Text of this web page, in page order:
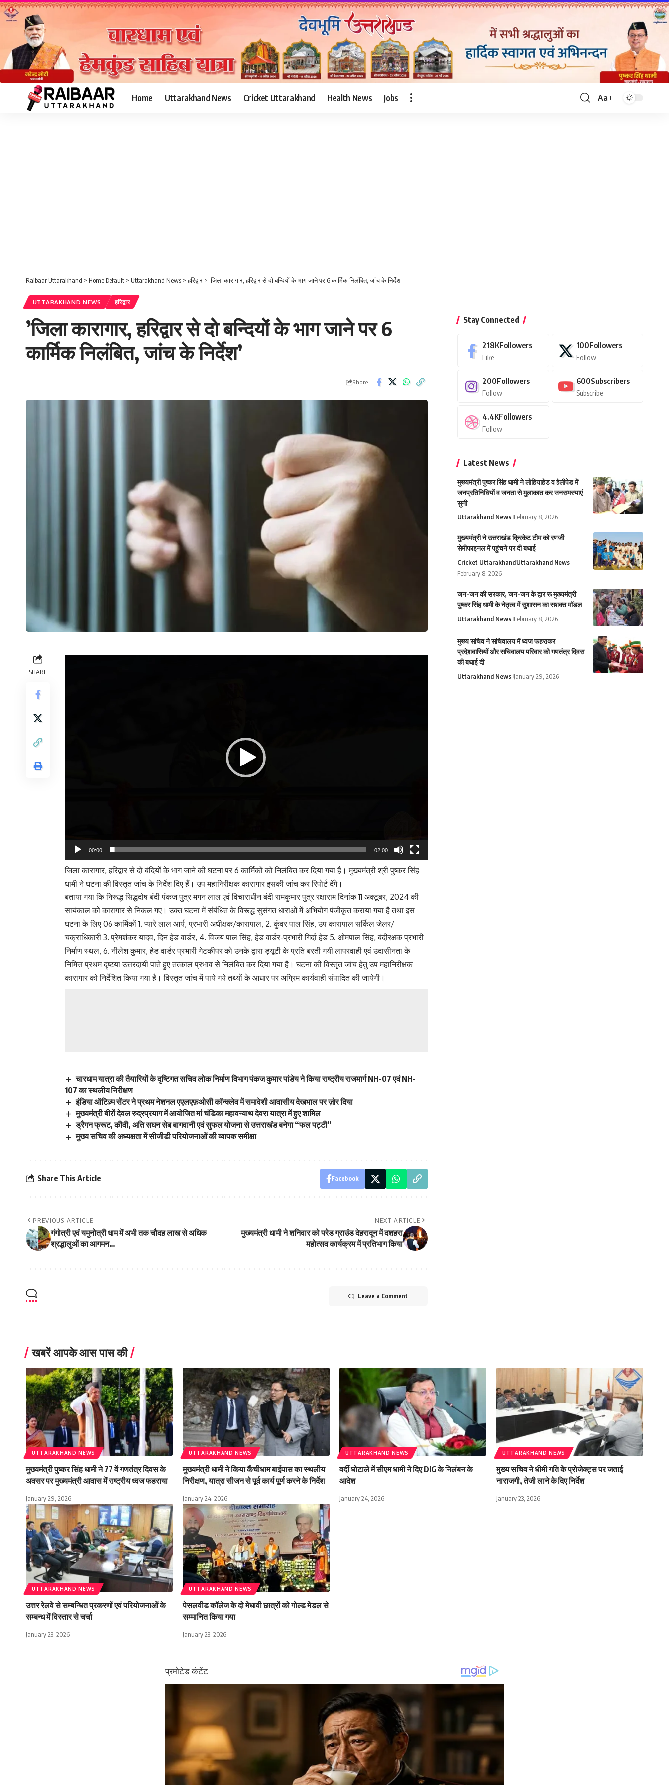
Home Uttarakhand News Cricket Uttarakhand Health News Jobs
Font
Aa
Raibaar Uttarakhand > Home Default > Uttarakhand News >हरिद्वार > ’जिला कारागार, हरिद्वार से दो बन्दियों के भाग जाने पर 6 कार्मिक निलंबित, जांच के निर्देश’
UTTARAKHAND NEWS हरिद्वार
’जिला कारागार, हरिद्वार से दो बन्दियों के भाग जाने पर 6
कार्मिक निलंबित, जांच के निर्देश’
Share
SHARE
00:00 02:00
जिला कारागार, हरिद्वार से दो बंदियों के भाग जाने की घटना पर 6 कार्मिकों को निलंबित कर दिया गया है। मुख्यमंत्री श्री पुष्कर सिंह
धामी ने घटना की विस्तृत जांच के निर्देश दिए हैं। उप महानिरीक्षक कारागार इसकी जांच कर रिपोर्ट देंगे।
बताया गया कि निरूद्ध सिद्धदोष बंदी पंकज पुत्र मगन लाल एवं विचाराधीन बंदी रामकुमार पुत्र रक्षाराम दिनांक 11 अक्टूबर, 2024 की
सायंकाल को कारागार से निकल गए। उक्त घटना में संबंधित के विरूद्ध सुसंगत धाराओं में अभियोग पंजीकृत कराया गया है तथा इस
घटना के लिए 06 कार्मिकों 1. प्यारे लाल आर्य, प्रभारी अधीक्षक/कारापाल, 2. कुंवर पाल सिंह, उप कारापाल सर्किल जेलर/
चक्राधिकारी 3. प्रेमशंकर यादव, दिन हेड वार्डर, 4. विजय पाल सिंह, हेड वार्डर-प्रभारी गिर्दा हेड 5. ओमपाल सिंह, बंदीरक्षक प्रभारी
निर्माण स्थल, 6. नीलेश कुमार, हेड वार्डर प्रभारी गेटकीपर को उनके द्वारा ड्यूटी के प्रति बरती गयी लापरवाही एवं उदासीनता के
निमित्त प्रथम दृष्टया उत्तरदायी पाते हुए तत्काल प्रभाव से निलंबित कर दिया गया है। घटना की विस्तृत जांच हेतु उप महानिरीक्षक
कारागार को निर्देशित किया गया है। विस्तृत जांच में पाये गये तथ्यों के आधार पर अग्रिम कार्यवाही संपादित की जायेगी।
चारधाम यात्रा की तैयारियों के दृष्टिगत सचिव लोक निर्माण विभाग पंकज कुमार पांडेय ने किया राष्ट्रीय राजमार्ग NH-07 एवं NH-
107 का स्थलीय निरीक्षण
इंडिया ऑटिज़्म सेंटर ने प्रथम नेशनल एएलएफ़ओसी कॉन्क्लेव में समावेशी आवासीय देखभाल पर ज़ोर दिया
मुख्यमंत्री बीरों देवल रुद्रप्रयाग में आयोजित मां चंडिका महावन्याथ देवरा यात्रा में हुए शामिल
ड्रैगन फ्रूट, कीवी, अति सघन सेब बागवानी एवं सुफल योजना से उत्तराखंड बनेगा “फल पट्टी”
मुख्य सचिव की अध्यक्षता में सीजीडी परियोजनाओं की व्यापक समीक्षा
Share This Article Facebook
PREVIOUS ARTICLE
गंगोत्री एवं यमुनोत्री धाम में अभी तक चौदह लाख से अधिक
श्रद्धालुओं का आगमन…
NEXT ARTICLE
मुख्यमंत्री धामी ने शनिवार को परेड ग्राउंड देहरादून में दशहरा
महोत्सव कार्यक्रम में प्रतिभाग किया
Leave a Comment
Stay Connected
218KFollowers
Like
100Followers
Follow
200Followers
Follow
600Subscribers
Subscribe
4.4KFollowers
Follow
Latest News
मुख्यमंत्री पुष्कर सिंह धामी ने लोहियाहेड व हेलीपेड में
जनप्रतिनिधियों व जनता से मुलाकात कर जनसमस्याएं
सुनी
Uttarakhand News February 8, 2026
मुख्यमंत्री ने उत्तराखंड क्रिकेट टीम को रणजी
सेमीफाइनल में पहुंचने पर दी बधाई
Cricket UttarakhandUttarakhand News
February 8, 2026
जन-जन की सरकार, जन-जन के द्वार रू मुख्यमंत्री
पुष्कर सिंह धामी के नेतृत्व में सुशासन का सशक्त मॉडल
Uttarakhand News February 8, 2026
मुख्य सचिव ने सचिवालय में ध्वज फहराकर
प्रदेशवासियों और सचिवालय परिवार को गणतंत्र दिवस
की बधाई दी
Uttarakhand News January 29, 2026
खबरें आपके आस पास की
UTTARAKHAND NEWS
मुख्यमंत्री पुष्कर सिंह धामी ने 77 वें गणतंत्र दिवस के
अवसर पर मुख्यमंत्री आवास में राष्ट्रीय ध्वज फहराया
January 29, 2026
UTTARAKHAND NEWS
मुख्यमंत्री धामी ने किया कैंचीधाम बाईपास का स्थलीय
निरीक्षण, यात्रा सीजन से पूर्व कार्य पूर्ण करने के निर्देश
January 24, 2026
UTTARAKHAND NEWS
वर्दी घोटाले में सीएम धामी ने दिए DIG के निलंबन के
आदेश
January 24, 2026
UTTARAKHAND NEWS
मुख्य सचिव ने धीमी गति के प्रोजेक्ट्स पर जताई
नाराजगी, तेजी लाने के दिए निर्देश
January 23, 2026
UTTARAKHAND NEWS
उत्तर रेलवे से सम्बन्धित प्रकरणों एवं परियोजनाओं के
सम्बन्ध में विस्तार से चर्चा
January 23, 2026
UTTARAKHAND NEWS
पेसलवीड कॉलेज के दो मेधावी छात्रों को गोल्ड मेडल से
सम्मानित किया गया
January 23, 2026